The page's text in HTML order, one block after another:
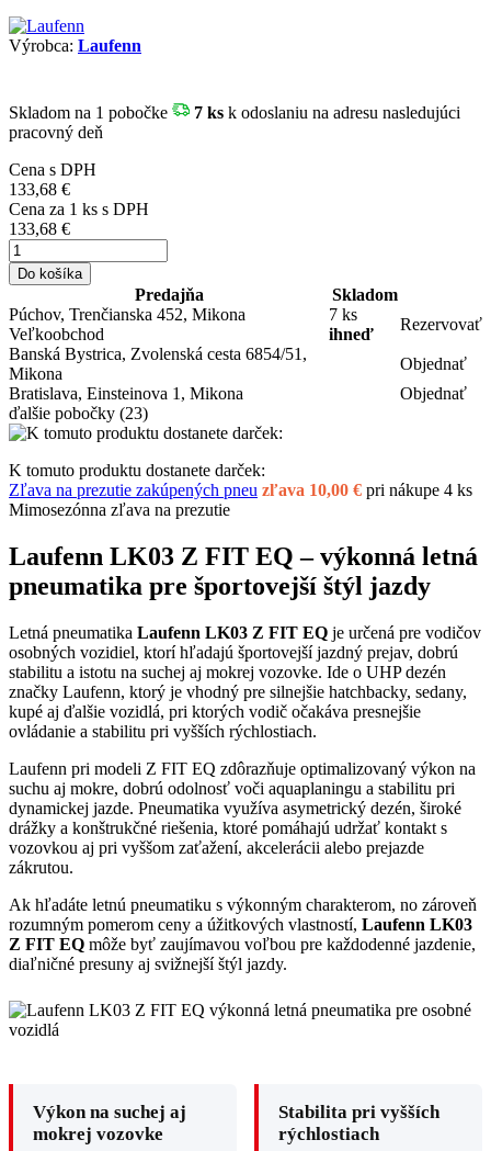
Výrobca: Laufenn
Skladom na 1 pobočke 7 ks k odoslaniu na adresu nasledujúci
pracovný deň
Cena s DPH
133,68 €
Cena za 1 ks s DPH
133,68 €
Do košíka
Predajňa
Skladom
Púchov, Trenčianska 452, Mikona
Veľkoobchod
7 ks
ihneď
Rezervovať
Banská Bystrica, Zvolenská cesta 6854/51,
Mikona
Objednať
Bratislava, Einsteinova 1, Mikona
Objednať
ďalšie pobočky (23)
K tomuto produktu dostanete darček:
Zľava na prezutie zakúpených pneu zľava 10,00 € pri nákupe 4 ks
Mimosezónna zľava na prezutie
Laufenn LK03 Z FIT EQ – výkonná letná
pneumatika pre športovejší štýl jazdy
Letná pneumatika Laufenn LK03 Z FIT EQ je určená pre vodičov
osobných vozidiel, ktorí hľadajú športovejší jazdný prejav, dobrú
stabilitu a istotu na suchej aj mokrej vozovke. Ide o UHP dezén
značky Laufenn, ktorý je vhodný pre silnejšie hatchbacky, sedany,
kupé aj ďalšie vozidlá, pri ktorých vodič očakáva presnejšie
ovládanie a stabilitu pri vyšších rýchlostiach.
Laufenn pri modeli Z FIT EQ zdôrazňuje optimalizovaný výkon na
suchu aj mokre, dobrú odolnosť voči aquaplaningu a stabilitu pri
dynamickej jazde. Pneumatika využíva asymetrický dezén, široké
drážky a konštrukčné riešenia, ktoré pomáhajú udržať kontakt s
vozovkou aj pri vyššom zaťažení, akcelerácii alebo prejazde
zákrutou.
Ak hľadáte letnú pneumatiku s výkonným charakterom, no zároveň
rozumným pomerom ceny a úžitkových vlastností, Laufenn LK03
Z FIT EQ môže byť zaujímavou voľbou pre každodenné jazdenie,
diaľničné presuny aj svižnejší štýl jazdy.
Výkon na suchej aj
mokrej vozovke
Stabilita pri vyšších
rýchlostiach